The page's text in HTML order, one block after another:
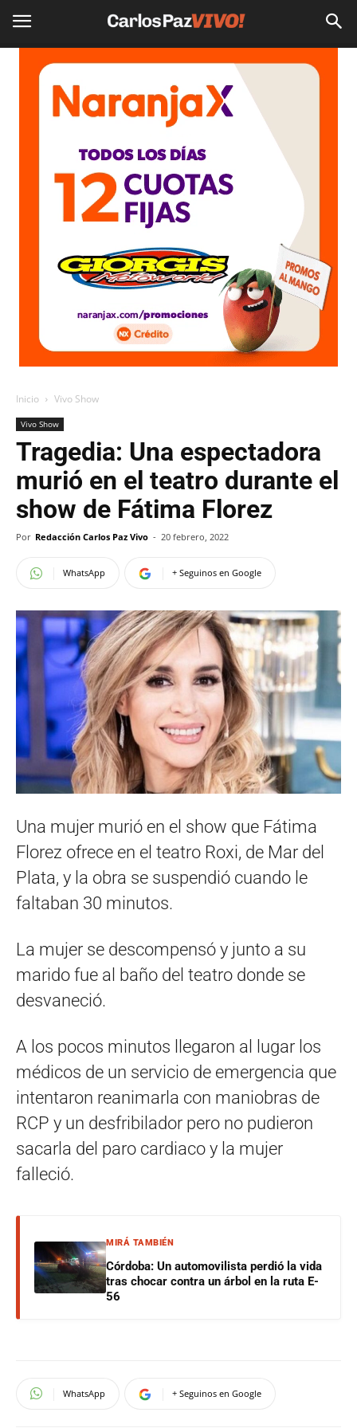
Inicio Vivo Show
Vivo Show
Tragedia: Una espectadora
murió en el teatro durante el
show de Fátima Florez
Por Redacción Carlos Paz Vivo - 20 febrero, 2022
WhatsApp + Seguinos en Google
Una mujer murió en el show que Fátima
Florez ofrece en el teatro Roxi, de Mar del
Plata, y la obra se suspendió cuando le
faltaban 30 minutos.
La mujer se descompensó y junto a su
marido fue al baño del teatro donde se
desvaneció.
A los pocos minutos llegaron al lugar los
médicos de un servicio de emergencia que
intentaron reanimarla con maniobras de
RCP y un desfribilador pero no pudieron
sacarla del paro cardiaco y la mujer
falleció.
MIRÁ TAMBIÉN
Córdoba: Un automovilista perdió la vida
tras chocar contra un árbol en la ruta E-
56
WhatsApp + Seguinos en Google